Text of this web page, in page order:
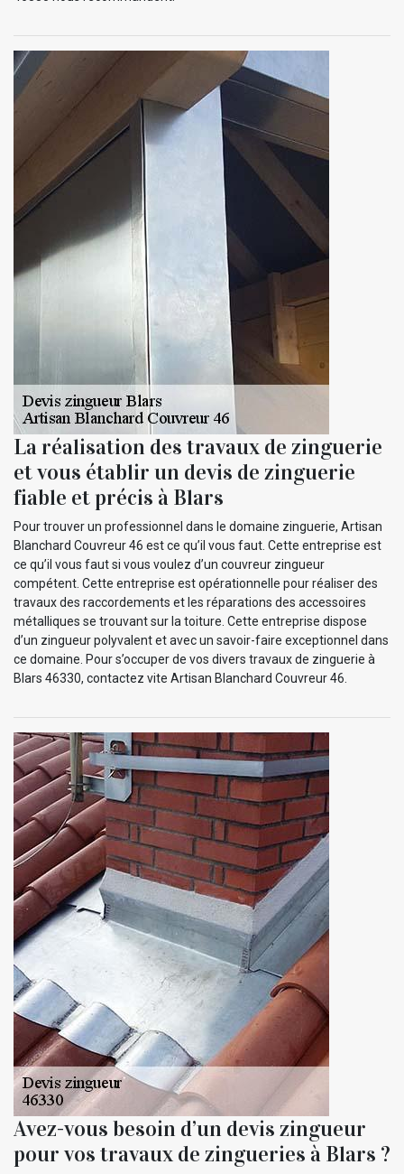
La réalisation des travaux de zinguerie
et vous établir un devis de zinguerie
fiable et précis à Blars
Pour trouver un professionnel dans le domaine zinguerie, Artisan
Blanchard Couvreur 46 est ce qu’il vous faut. Cette entreprise est
ce qu’il vous faut si vous voulez d’un couvreur zingueur
compétent. Cette entreprise est opérationnelle pour réaliser des
travaux des raccordements et les réparations des accessoires
métalliques se trouvant sur la toiture. Cette entreprise dispose
d’un zingueur polyvalent et avec un savoir-faire exceptionnel dans
ce domaine. Pour s’occuper de vos divers travaux de zinguerie à
Blars 46330, contactez vite Artisan Blanchard Couvreur 46.
Avez-vous besoin d’un devis zingueur
pour vos travaux de zingueries à Blars ?